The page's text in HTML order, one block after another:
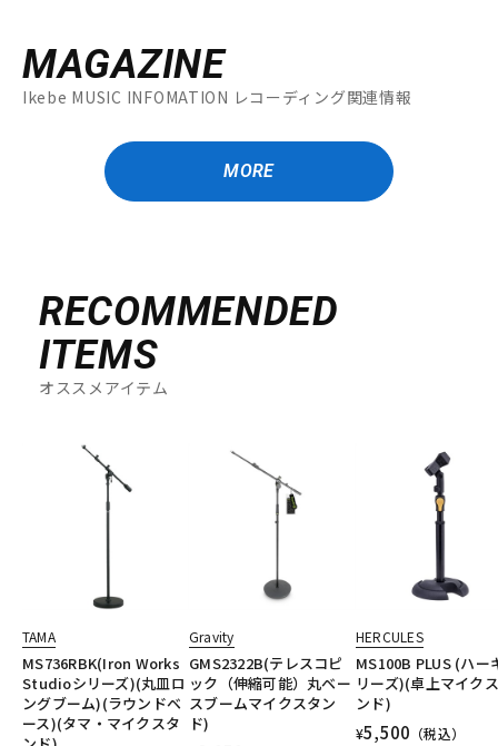
MAGAZINE
Ikebe MUSIC INFOMATION レコーディング関連情報
MORE
RECOMMENDED
ITEMS
オススメアイテム
TAMA
MS736RBK(Iron Works
Studioシリーズ)(丸皿ロ
ングブーム)(ラウンドベ
ース)(タマ・マイクスタ
Gravity
GMS2322B(テレスコピ
ック（伸縮可能）丸ベー
スブームマイクスタン
ド)
HERCULES
MS100B PLUS (ハー
リーズ)(卓上マイク
ンド)
¥5,500 （税込）